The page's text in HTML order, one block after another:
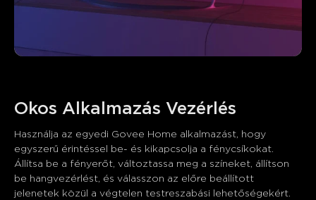
Okos Alkalmazás Vezérlés
Használja az egyedi Govee Home alkalmazást, hogy
egyszerű érintéssel be- és kikapcsolja a fénycsíkokat.
Állítsa be a fényerőt, változtassa meg a színeket, állítson
be hangvezérlést, és válasszon az előre beállított
jelenetek közül a végtelen testreszabási lehetőségekért.